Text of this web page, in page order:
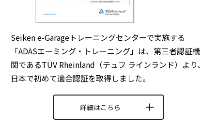
Seiken e-Garageトレーニングセンターで実施する
「ADASエーミング・トレーニング」は、第三者認証機
関であるTÜV Rheinland（テュフ ラインランド）より、
日本で初めて適合認証を取得しました。
詳細はこちら